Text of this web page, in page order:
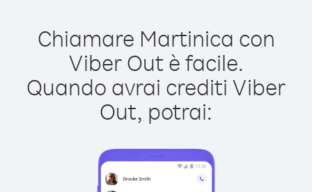
Chiamare Martinica con
Viber Out è facile.
Quando avrai crediti Viber
Out, potrai: